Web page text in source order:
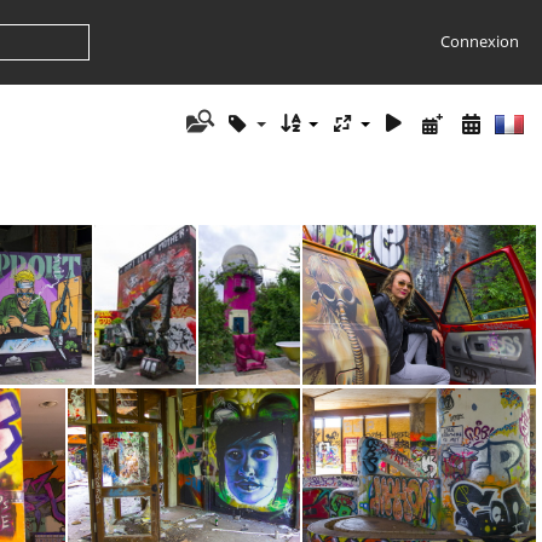
Connexion
(19) Teufelsberg (15) Teufelsberg (12) Teufelsberg (10)